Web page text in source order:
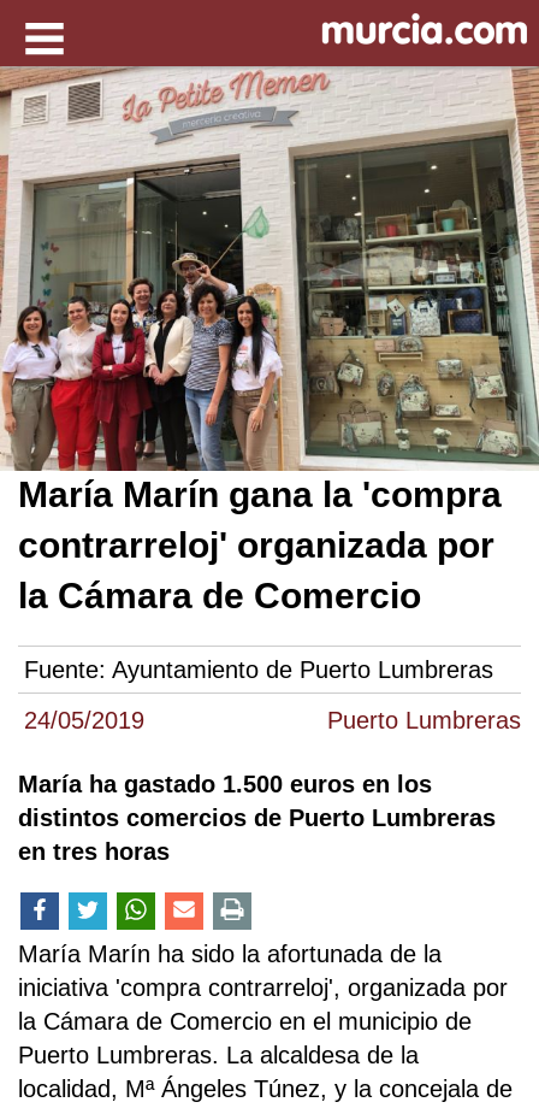
24/05/2019 Puerto Lumbreras
María Marín gana la 'compra
contrarreloj' organizada por
la Cámara de Comercio
Fuente: Ayuntamiento de Puerto Lumbreras
María ha gastado 1.500 euros en los
distintos comercios de Puerto Lumbreras
en tres horas
María Marín ha sido la afortunada de la
iniciativa 'compra contrarreloj', organizada por
la Cámara de Comercio en el municipio de
Puerto Lumbreras. La alcaldesa de la
localidad, Mª Ángeles Túnez, y la concejala de